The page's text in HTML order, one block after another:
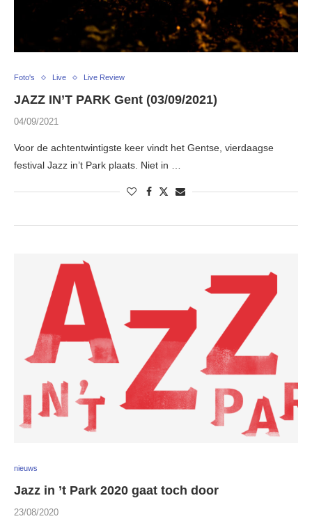
Foto's Live Live Review
JAZZ IN’T PARK Gent (03/09/2021)
04/09/2021
Voor de achtentwintigste keer vindt het Gentse, vierdaagse
festival Jazz in’t Park plaats. Niet in …
nieuws
Jazz in ’t Park 2020 gaat toch door
23/08/2020